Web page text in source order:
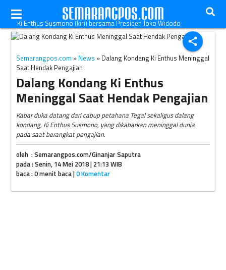
share
Ki Enthus Susmono (kiri) bersama Presiden Joko Widodo
(kanan), 15 Januari 2018 silam. (Instagram-@kienthus.artshop)
Semarangpos.com » News » Dalang Kondang Ki Enthus Meninggal
Saat Hendak Pengajian
Dalang Kondang Ki Enthus
Meninggal Saat Hendak Pengajian
Kabar duka datang dari cabup petahana Tegal sekaligus dalang
kondang, Ki Enthus Susmono, yang dikabarkan meninggal dunia
pada saat berangkat pengajian.
oleh : Semarangpos.com/Ginanjar Saputra
pada : Senin, 14 Mei 2018 | 21:13 WIB
baca : 0 menit baca |0 Komentar